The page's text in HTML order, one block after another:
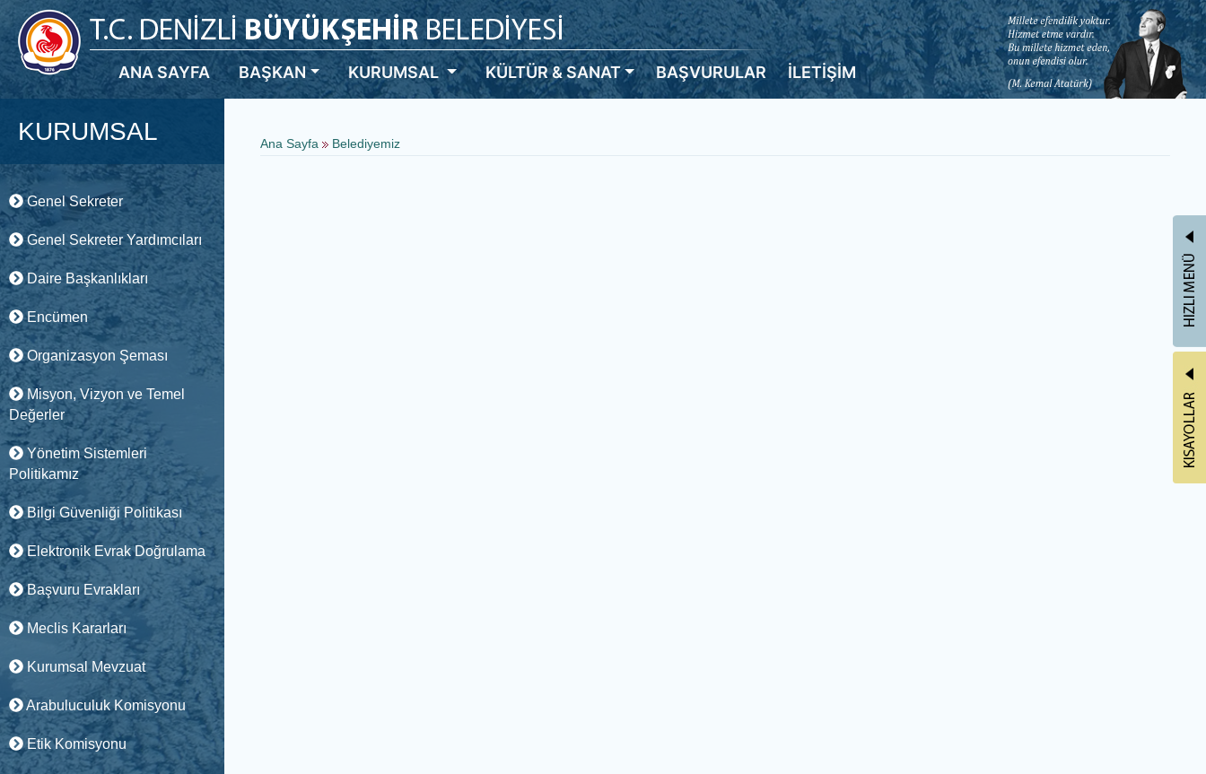
ANA SAYFA BAŞKAN KURUMSAL KÜLTÜR & SANAT BAŞVURULAR İLETİŞİM
KURUMSAL
Genel Sekreter
Genel Sekreter Yardımcıları
Daire Başkanlıkları
Encümen
Organizasyon Şeması
Misyon, Vizyon ve Temel
Değerler
Yönetim Sistemleri
Politikamız
Bilgi Güvenliği Politikası
Elektronik Evrak Doğrulama
Başvuru Evrakları
Meclis Kararları
Kurumsal Mevzuat
Arabuluculuk Komisyonu
Etik Komisyonu
Ana Sayfa Belediyemiz